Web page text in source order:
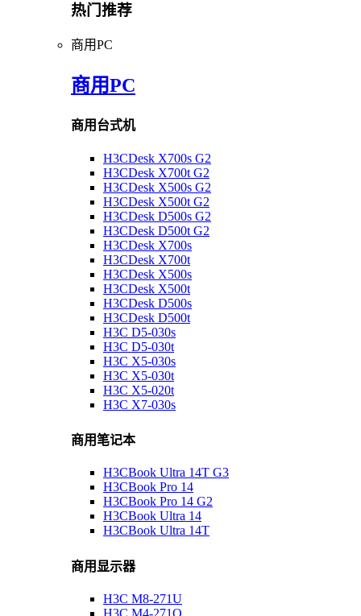
热门推荐
商用PC
商用PC
商用台式机
H3CDesk X700s G2
H3CDesk X700t G2
H3CDesk X500s G2
H3CDesk X500t G2
H3CDesk D500s G2
H3CDesk D500t G2
H3CDesk X700s
H3CDesk X700t
H3CDesk X500s
H3CDesk X500t
H3CDesk D500s
H3CDesk D500t
H3C D5-030s
H3C D5-030t
H3C X5-030s
H3C X5-030t
H3C X5-020t
H3C X7-030s
商用笔记本
H3CBook Ultra 14T G3
H3CBook Pro 14
H3CBook Pro 14 G2
H3CBook Ultra 14
H3CBook Ultra 14T
商用显示器
H3C M8-271U
H3C M4-271Q